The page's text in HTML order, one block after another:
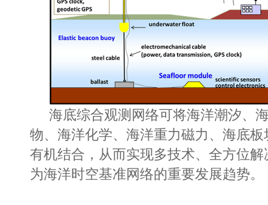
海底综合观测网络可将海洋潮汐、
物、海洋化学、海洋重力磁力、海底
有机结合，从而实现多技术、全方位
为海洋时空基准网络的重要发展趋势。